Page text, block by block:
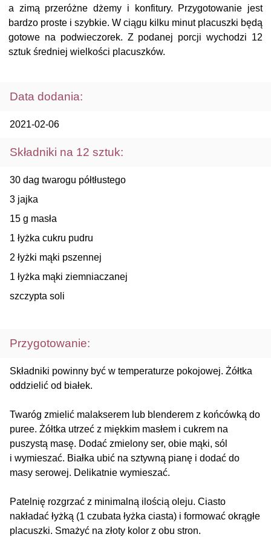
a zimą przeróżne dżemy i konfitury. Przygotowanie jest
bardzo proste i szybkie. W ciągu kilku minut placuszki będą
gotowe na podwieczorek. Z podanej porcji wychodzi 12
sztuk średniej wielkości placuszków.
Data dodania:
2021-02-06
Składniki na 12 sztuk:
30 dag twarogu półtłustego
3 jajka
15 g masła
1 łyżka cukru pudru
2 łyżki mąki pszennej
1 łyżka mąki ziemniaczanej
szczypta soli
Przygotowanie:
Składniki powinny być w temperaturze pokojowej. Żółtka
oddzielić od białek.
Twaróg zmielić malakserem lub blenderem z końcówką do
puree. Żółtka utrzeć z miękkim masłem i cukrem na
puszystą masę. Dodać zmielony ser, obie mąki, sól
i wymieszać. Białka ubić na sztywną pianę i dodać do
masy serowej. Delikatnie wymieszać.
Patelnię rozgrzać z minimalną ilością oleju. Ciasto
nakładać łyżką (1 czubata łyżka ciasta) i formować okrągłe
placuszki. Smażyć na złoty kolor z obu stron.